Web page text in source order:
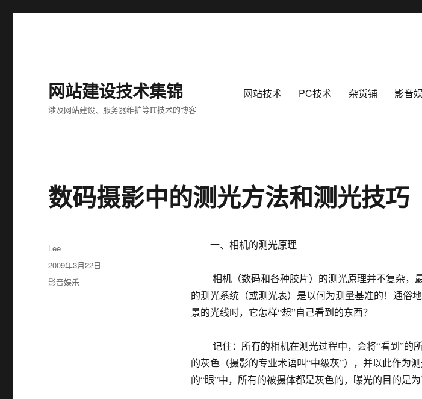
网站建设技术集锦
涉及网站建设、服务器维护等IT技术的博客
网站技术 PC技术 杂货铺 影音
数码摄影中的测光方法和测光技巧
一、相机的测光原理
相机（数码和各种胶片）的测光原理并不复杂，
的测光系统（或测光表）是以何为测量基准的！通俗
景的光线时，它怎样“想”自己看到的东西？
记住：所有的相机在测光过程中，会将“看到”的
的灰色（摄影的专业术语叫“中级灰”），并以此作为
的“眼”中，所有的被摄体都是灰色的，曝光的目的是为
作
者
Lee
发
布
于
2009年3月22日
分
影音娱乐